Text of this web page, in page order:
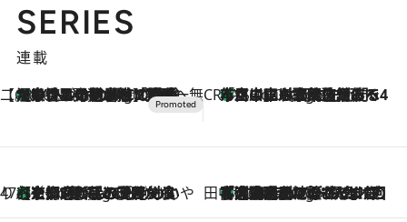
SERIES
連載
【CREA×星野リゾート】唯一無二。癒しと発見が待つ場所へ
16 Minutes Ago
【トンボの足水浴】ヒノキの香りに包まれて涼感マックス！約13℃の湧水かけ流しを避暑地「星野温泉 トンボの湯」で体験 CREA'S CHOICE
2 Hours Ago
「立川にも歌舞伎があるんだよ」 片岡仁左衛門・市川中車ら豪華座組みで4年目の立川立飛歌舞伎へ
47都道府県の手みやげ ひんやりスイーツで夏を満喫
2 Hours Ago
【京都府】この夏絶対食べたい 冷やしておいしいおやつ3選 ひと口目から心を掴む新緑のテリーヌ 田中稲の勝手に再ブーム
7 Hours Ago
「湘南乃風に憧れて」観客大盛上がりの“タオル回し”に、ラッパー顔負けの高速歌唱まで…さだまさし（74）のアグレッシブすぎる現在地